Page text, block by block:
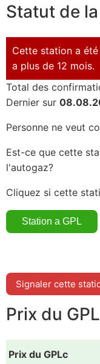
Statut de
Cette station a
a plus de 12 mois.
Total des
Dernier sur
Personne ne veut
Est-ce que cette
l'autogaz?
Cliquez si cette
Signaler cette
Prix du GPL
Prix du GPLc